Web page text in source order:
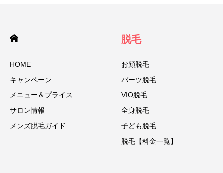
HOME
キャンペーン
メニュー＆プライス
サロン情報
メンズ脱毛ガイド
脱毛
お顔脱毛
パーツ脱毛
VIO脱毛
全身脱毛
子ども脱毛
脱毛【料金一覧】